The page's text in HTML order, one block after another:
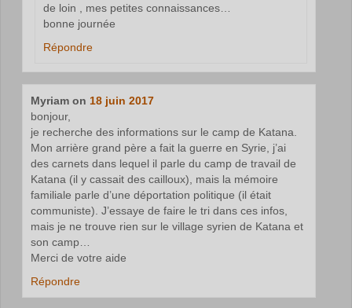
de loin , mes petites connaissances…
bonne journée
Répondre
Myriam on18 juin 2017
bonjour,
je recherche des informations sur le camp de Katana.
Mon arrière grand père a fait la guerre en Syrie, j’ai
des carnets dans lequel il parle du camp de travail de
Katana (il y cassait des cailloux), mais la mémoire
familiale parle d’une déportation politique (il était
communiste). J’essaye de faire le tri dans ces infos,
mais je ne trouve rien sur le village syrien de Katana et
son camp…
Merci de votre aide
Répondre